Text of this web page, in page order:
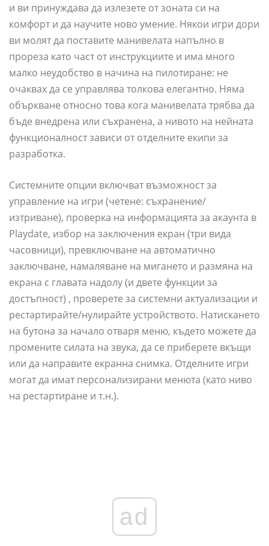
и ви принуждава да излезете от зоната си на
комфорт и да научите ново умение. Някои игри дори
ви молят да поставите манивелата напълно в
прореза като част от инструкциите и има много
малко неудобство в начина на пилотиране: не
очаквах да се управлява толкова елегантно. Няма
объркване относно това кога манивелата трябва да
бъде внедрена или съхранена, а нивото на нейната
функционалност зависи от отделните екипи за
разработка.
Системните опции включват възможност за
управление на игри (четене: съхранение/
изтриване), проверка на информацията за акаунта в
Playdate, избор на заключения екран (три вида
часовници), превключване на автоматично
заключване, намаляване на мигането и размяна на
екрана с главата надолу (и двете функции за
достъпност) , проверете за системни актуализации и
рестартирайте/нулирайте устройството. Натискането
на бутона за начало отваря меню, където можете да
промените силата на звука, да се приберете вкъщи
или да направите екранна снимка. Отделните игри
могат да имат персонализирани менюта (като ниво
на рестартиране и т.н.).
ad